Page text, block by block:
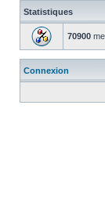
Statistiques
70900
Connexion